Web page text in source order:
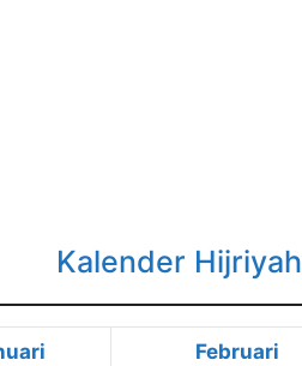
Kalender
Februari